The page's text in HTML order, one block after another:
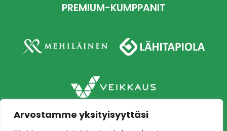
Arvostamme yksityisyyttäsi
PREMIUM-KUMPPANIT